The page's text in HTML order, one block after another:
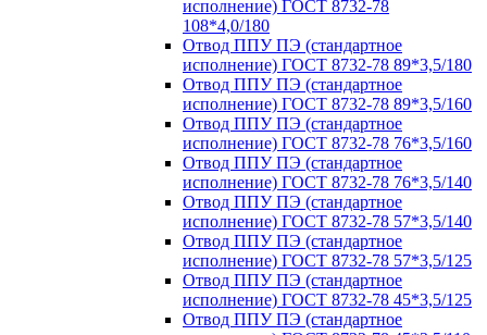
исполнение) ГОСТ 8732-78
108*4,0/180
Отвод ППУ ПЭ (стандартное
исполнение) ГОСТ 8732-78 89*3,5/180
Отвод ППУ ПЭ (стандартное
исполнение) ГОСТ 8732-78 89*3,5/160
Отвод ППУ ПЭ (стандартное
исполнение) ГОСТ 8732-78 76*3,5/160
Отвод ППУ ПЭ (стандартное
исполнение) ГОСТ 8732-78 76*3,5/140
Отвод ППУ ПЭ (стандартное
исполнение) ГОСТ 8732-78 57*3,5/140
Отвод ППУ ПЭ (стандартное
исполнение) ГОСТ 8732-78 57*3,5/125
Отвод ППУ ПЭ (стандартное
исполнение) ГОСТ 8732-78 45*3,5/125
Отвод ППУ ПЭ (стандартное